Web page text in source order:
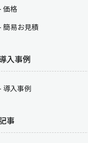
価格
簡易お見積
入事例
導入事例
事